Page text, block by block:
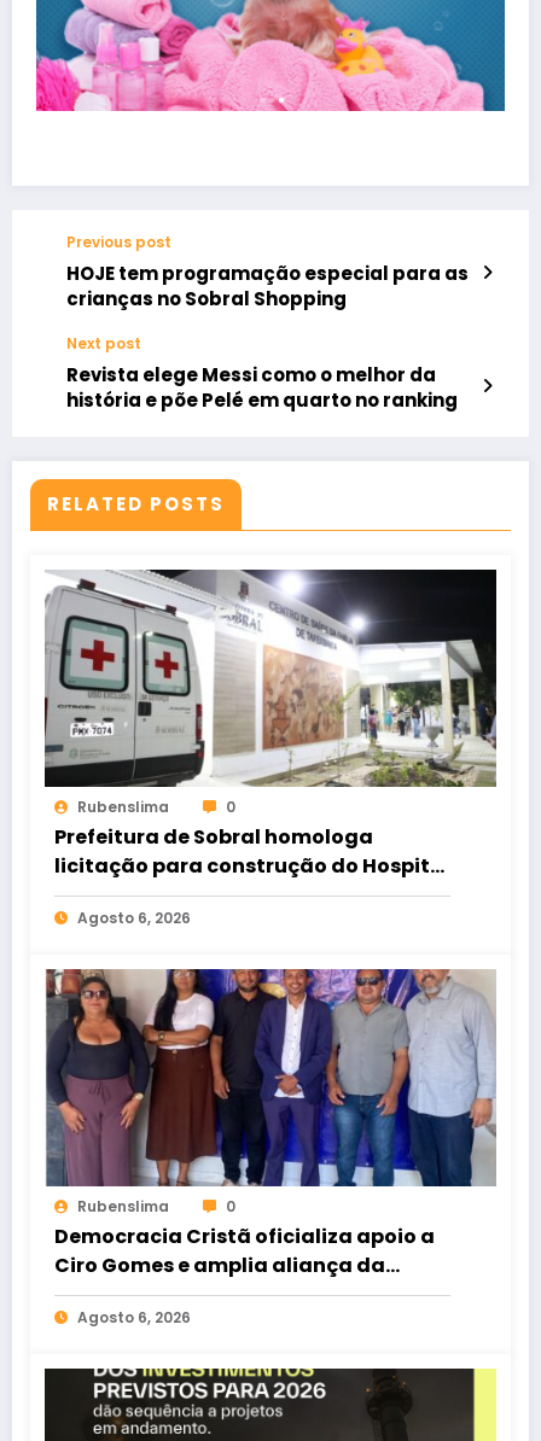
Previous post
HOJE tem programação especial para as
crianças no Sobral Shopping
Next post
Revista elege Messi como o melhor da
história e põe Pelé em quarto no ranking
RELATED POSTS
Rubenslima 0
Prefeitura de Sobral homologa
licitação para construção do Hospital
de Taperuaba
Agosto 6, 2026
Rubenslima 0
Democracia Cristã oficializa apoio a
Ciro Gomes e amplia aliança da
oposição no Ceará
Agosto 6, 2026